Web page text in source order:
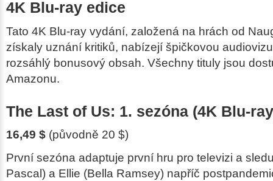
4K Blu-ray edice
Tato 4K Blu-ray vydání, založená na hrách od
získaly uznání kritiků, nabízejí špičkovou
rozsáhlý bonusový obsah. Všechny tituly jsou
Amazonu.
The Last of Us: 1. sezóna (4K Blu-
16,49 $ (původně 20 $)
První sezóna adaptuje první hru pro televizi a
Pascal) a Ellie (Bella Ramsey) napříč